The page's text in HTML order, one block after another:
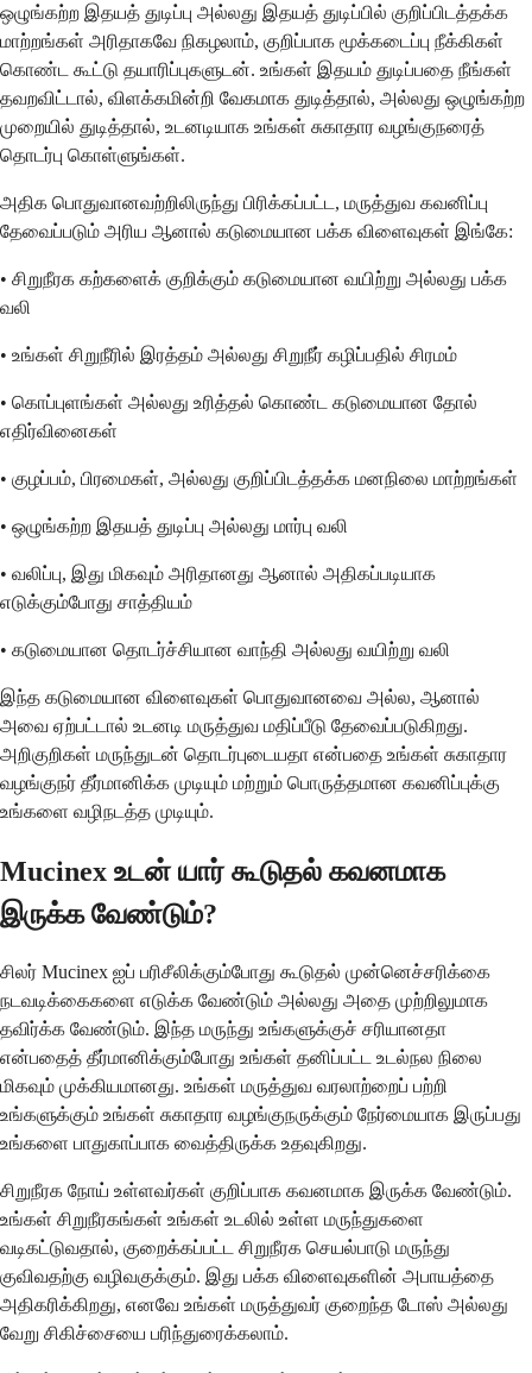
ஒழுங்கற்ற இதயத் துடிப்பு அல்லது இதயத் துடிப்பில் குறிப்பிடத்தக்க
மாற்றங்கள் அரிதாகவே நிகழலாம், குறிப்பாக மூக்கடைப்பு நீக்கிகள்
கொண்ட கூட்டு தயாரிப்புகளுடன். உங்கள் இதயம் துடிப்பதை நீங்கள்
தவறவிட்டால், விளக்கமின்றி வேகமாக துடித்தால், அல்லது ஒழுங்கற்ற
முறையில் துடித்தால், உடனடியாக உங்கள் சுகாதார வழங்குநரைத்
தொடர்பு கொள்ளுங்கள்.
அதிக பொதுவானவற்றிலிருந்து பிரிக்கப்பட்ட, மருத்துவ கவனிப்பு
தேவைப்படும் அரிய ஆனால் கடுமையான பக்க விளைவுகள் இங்கே:
• சிறுநீரக கற்களைக் குறிக்கும் கடுமையான வயிற்று அல்லது பக்க
வலி
• உங்கள் சிறுநீரில் இரத்தம் அல்லது சிறுநீர் கழிப்பதில் சிரமம்
• கொப்புளங்கள் அல்லது உரித்தல் கொண்ட கடுமையான தோல்
எதிர்வினைகள்
• குழப்பம், பிரமைகள், அல்லது குறிப்பிடத்தக்க மனநிலை மாற்றங்கள்
• ஒழுங்கற்ற இதயத் துடிப்பு அல்லது மார்பு வலி
• வலிப்பு, இது மிகவும் அரிதானது ஆனால் அதிகப்படியாக
எடுக்கும்போது சாத்தியம்
• கடுமையான தொடர்ச்சியான வாந்தி அல்லது வயிற்று வலி
இந்த கடுமையான விளைவுகள் பொதுவானவை அல்ல, ஆனால்
அவை ஏற்பட்டால் உடனடி மருத்துவ மதிப்பீடு தேவைப்படுகிறது.
அறிகுறிகள் மருந்துடன் தொடர்புடையதா என்பதை உங்கள் சுகாதார
வழங்குநர் தீர்மானிக்க முடியும் மற்றும் பொருத்தமான கவனிப்புக்கு
உங்களை வழிநடத்த முடியும்.
Mucinex உடன் யார் கூடுதல் கவனமாக
இருக்க வேண்டும்?
சிலர் Mucinex ஐப் பரிசீலிக்கும்போது கூடுதல் முன்னெச்சரிக்கை
நடவடிக்கைகளை எடுக்க வேண்டும் அல்லது அதை முற்றிலுமாக
தவிர்க்க வேண்டும். இந்த மருந்து உங்களுக்குச் சரியானதா
என்பதைத் தீர்மானிக்கும்போது உங்கள் தனிப்பட்ட உடல்நல நிலை
மிகவும் முக்கியமானது. உங்கள் மருத்துவ வரலாற்றைப் பற்றி
உங்களுக்கும் உங்கள் சுகாதார வழங்குநருக்கும் நேர்மையாக இருப்பது
உங்களை பாதுகாப்பாக வைத்திருக்க உதவுகிறது.
சிறுநீரக நோய் உள்ளவர்கள் குறிப்பாக கவனமாக இருக்க வேண்டும்.
உங்கள் சிறுநீரகங்கள் உங்கள் உடலில் உள்ள மருந்துகளை
வடிகட்டுவதால், குறைக்கப்பட்ட சிறுநீரக செயல்பாடு மருந்து
குவிவதற்கு வழிவகுக்கும். இது பக்க விளைவுகளின் அபாயத்தை
அதிகரிக்கிறது, எனவே உங்கள் மருத்துவர் குறைந்த டோஸ் அல்லது
வேறு சிகிச்சையை பரிந்துரைக்கலாம்.